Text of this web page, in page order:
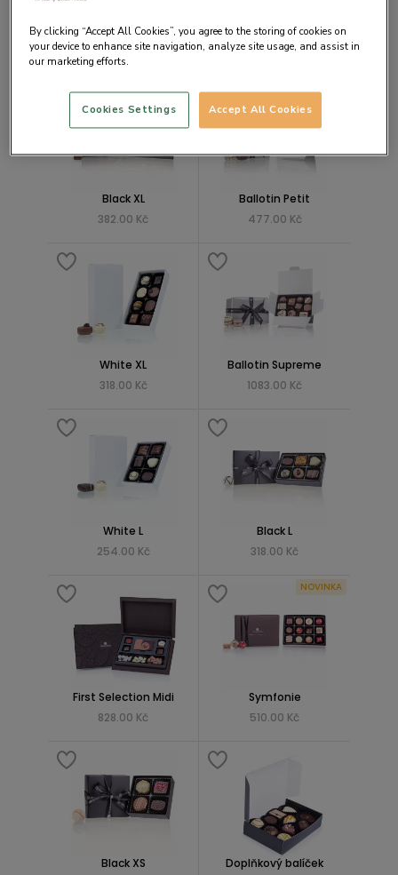
Moments Mini
637.00 Kč
Just White - pralinky
191.00 Kč
Black XL
382.00 Kč
Ballotin Petit
477.00 Kč
White XL
318.00 Kč
Ballotin Supreme
1083.00 Kč
White L
254.00 Kč
Black L
318.00 Kč
First Selection Midi
828.00 Kč
NOVINKA
Symfonie
510.00 Kč
Black XS
Doplňkový balíček
By clicking “Accept All Cookies”, you agree to the storing of cookies on
your device to enhance site navigation, analyze site usage, and assist in
our marketing efforts.
Accept All Cookies
Cookies Settings